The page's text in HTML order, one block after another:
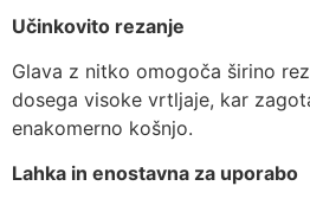
Učinkovito rezanje
Glava z nitko omogoča širino
dosega visoke vrtljaje, kar
enakomerno košnjo.
Lahka in enostavna za uporabo